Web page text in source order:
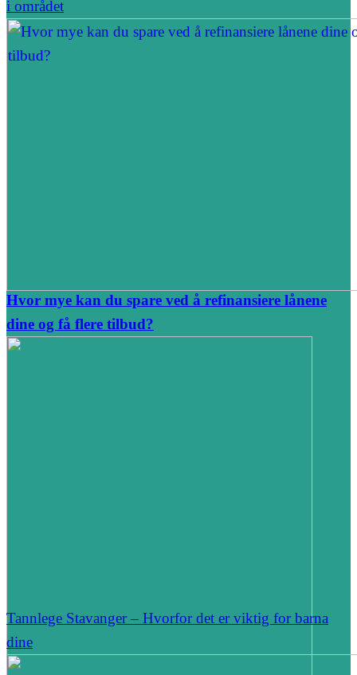
i området
Hvor mye kan du spare ved å refinansiere lånene
dine og få flere tilbud?
Tannlege Stavanger – Hvorfor det er viktig for barna
dine